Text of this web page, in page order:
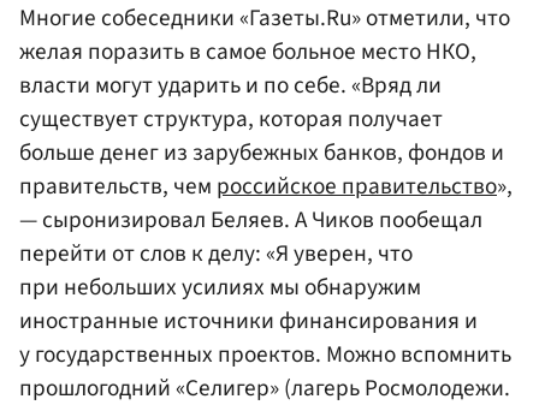
Многие собеседники «Газеты.Ru» отметили, что
желая поразить в самое больное место НКО,
власти могут ударить и по себе. «Вряд ли
существует структура, которая получает
больше денег из зарубежных банков, фондов и
правительств, чем российское правительство»,
— сыронизировал Беляев. А Чиков пообещал
перейти от слов к делу: «Я уверен, что
при небольших усилиях мы обнаружим
иностранные источники финансирования и
у государственных проектов. Можно вспомнить
прошлогодний «Селигер» (лагерь Росмолодежи.